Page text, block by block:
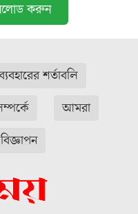
করুন
শর্তাবলি
আমরা
বিজ্ঞাপন